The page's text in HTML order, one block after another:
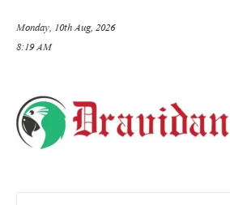
Monday, 10th Aug, 2026
8:19 AM